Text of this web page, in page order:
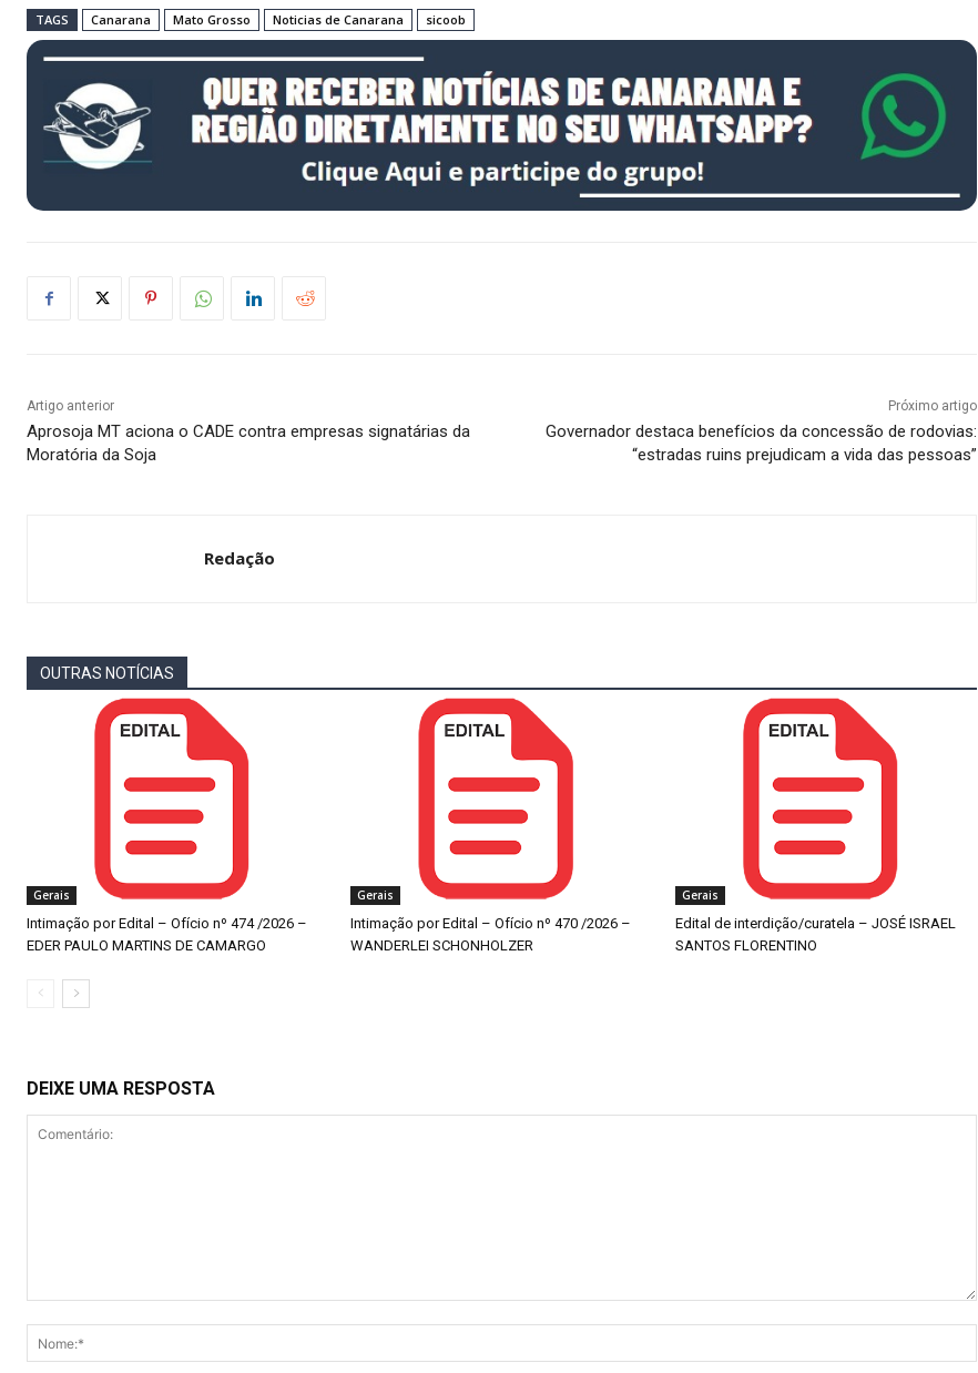
TAGS Canarana Mato Grosso Noticias de Canarana sicoob
Artigo anterior
Aprosoja MT aciona o CADE contra empresas signatárias da
Moratória da Soja
Próximo artigo
Governador destaca benefícios da concessão de rodovias:
“estradas ruins prejudicam a vida das pessoas”
Redação
OUTRAS NOTÍCIAS
Gerais
Intimação por Edital – Ofício nº 474 /2026 –
EDER PAULO MARTINS DE CAMARGO
Gerais
Intimação por Edital – Ofício nº 470 /2026 –
WANDERLEI SCHONHOLZER
Gerais
Edital de interdição/curatela – JOSÉ ISRAEL
SANTOS FLORENTINO
DEIXE UMA RESPOSTA